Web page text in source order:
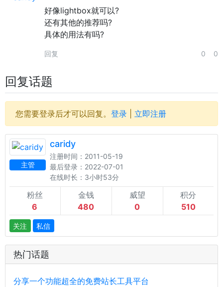
好像lightbox就可以?
还有其他的推荐吗?
具体的用法有吗?
回复 0 0
回复话题
您需要登录后才可以回复。 登录 立即注册
主管
caridy
注册时间：2011-05-19
最后登录：2022-07-01
在线时长：3小时53分
粉丝
6
金钱
480
威望
0
积分
510
关注 私信
热门话题
分享一个功能超全的免费站长工具平台